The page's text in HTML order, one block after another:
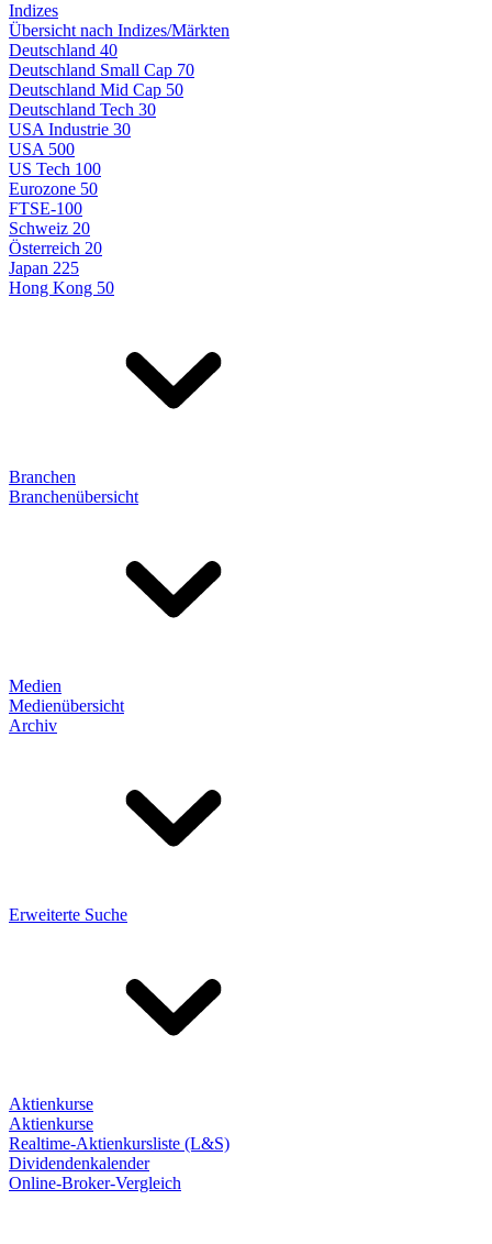
Indizes
Übersicht nach Indizes/Märkten
Deutschland 40
Deutschland Small Cap 70
Deutschland Mid Cap 50
Deutschland Tech 30
USA Industrie 30
USA 500
US Tech 100
Eurozone 50
FTSE-100
Schweiz 20
Österreich 20
Japan 225
Hong Kong 50
Branchen
Branchenübersicht
Medien
Medienübersicht
Archiv
Erweiterte Suche
Aktienkurse
Aktienkurse
Realtime-Aktienkursliste (L&S)
Dividendenkalender
Online-Broker-Vergleich